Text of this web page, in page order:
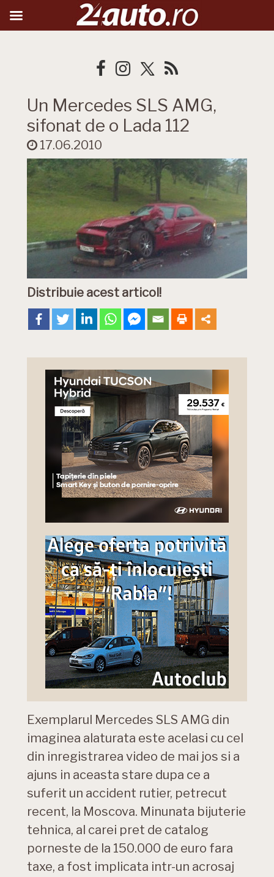
Un Mercedes SLS AMG,
sifonat de o Lada 112
17.06.2010
Distribuie acest articol!
Exemplarul Mercedes SLS AMG din
imaginea alaturata este acelasi cu cel
din inregistrarea video de mai jos si a
ajuns in aceasta stare dupa ce a
suferit un accident rutier, petrecut
recent, la Moscova. Minunata bijuterie
tehnica, al carei pret de catalog
porneste de la 150.000 de euro fara
taxe, a fost implicata intr-un acrosaj